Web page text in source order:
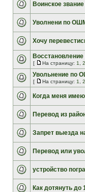
Воинское
Уволнени по
Хочу
[ На страницу: 1 2
Увольнение по
[ На страницу: 1 2
Когда меня
Перевод из
Запрет выезда
Перевод или
устройство
Как дотянуть до